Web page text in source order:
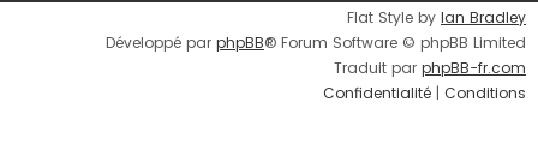
Flat Style by Ian Bradley
Développé par phpBB® Forum Software © phpBB Limited
Traduit par phpBB-fr.com
Confidentialité | Conditions